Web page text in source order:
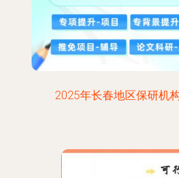
2025年长春地区保研机